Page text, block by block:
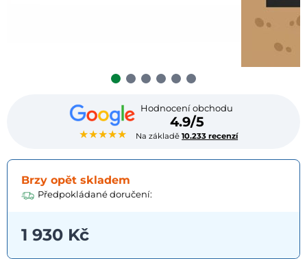
★★★★★
Hodnocení obchodu
4.9/5
Na základě10.233 recenzí
Brzy opět skladem
Předpokládané doručení:
1 930 Kč